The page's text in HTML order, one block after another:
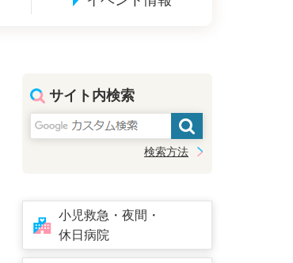
サイト内検索
検索方法
小児救急・夜間・
休日病院